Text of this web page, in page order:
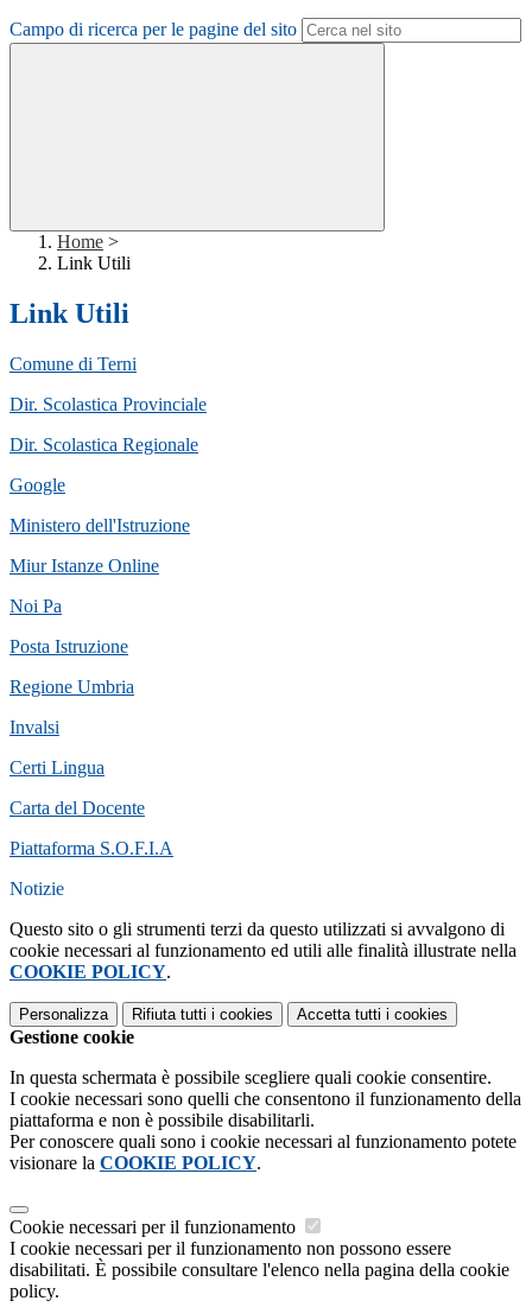
Campo di ricerca per le pagine del sito
Home >
Link Utili
Link Utili
Comune di Terni
Dir. Scolastica Provinciale
Dir. Scolastica Regionale
Google
Ministero dell'Istruzione
Miur Istanze Online
Noi Pa
Posta Istruzione
Regione Umbria
Invalsi
Certi Lingua
Carta del Docente
Piattaforma S.O.F.I.A
Notizie
Questo sito o gli strumenti terzi da questo utilizzati si avvalgono di
cookie necessari al funzionamento ed utili alle finalità illustrate nella
COOKIE POLICY.
Personalizza Rifiuta tutti i cookies Accetta tutti i cookies
Gestione cookie
In questa schermata è possibile scegliere quali cookie consentire.
I cookie necessari sono quelli che consentono il funzionamento della
piattaforma e non è possibile disabilitarli.
Per conoscere quali sono i cookie necessari al funzionamento potete
visionare la COOKIE POLICY.
Cookie necessari per il funzionamento
I cookie necessari per il funzionamento non possono essere
disabilitati. È possibile consultare l'elenco nella pagina della cookie
policy.